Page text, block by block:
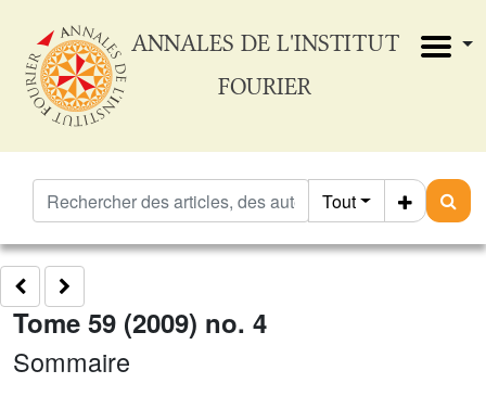
ANNALES DE L'INSTITUT
FOURIER
Tout
Tome 59 (2009) no. 4
Sommaire